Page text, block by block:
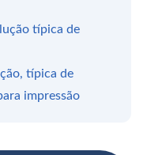
típica de
típica de
impressão